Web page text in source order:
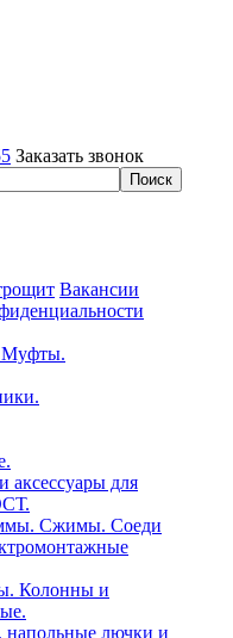
Заказать звонок
Вакансии
Муфты.
аксессуары для
Сжимы. Соеди
Колонны и
напольные лючки и